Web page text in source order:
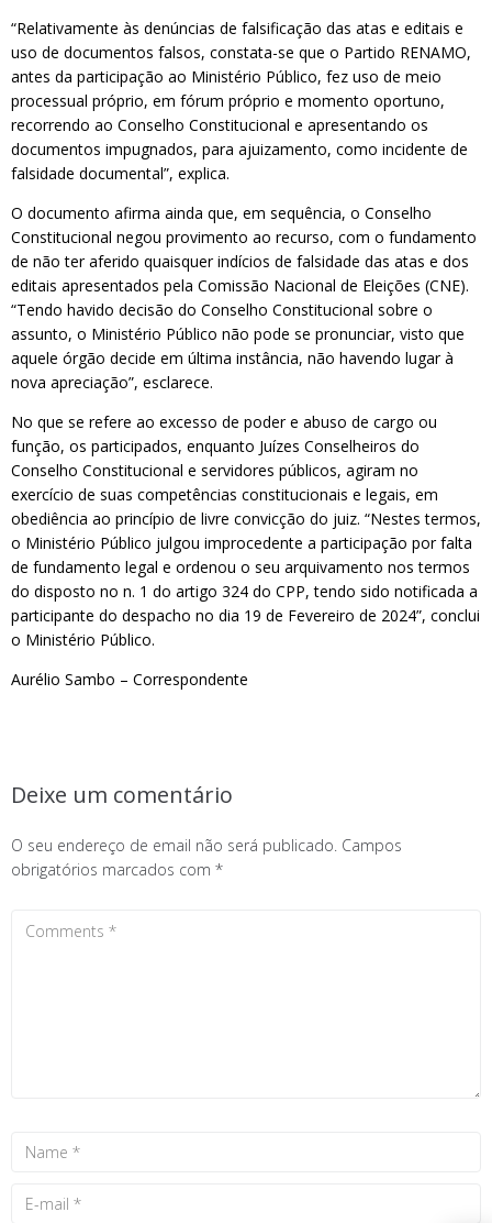
“Relativamente às denúncias de falsificação das atas e editais e
uso de documentos falsos, constata-se que o Partido RENAMO,
antes da participação ao Ministério Público, fez uso de meio
processual próprio, em fórum próprio e momento oportuno,
recorrendo ao Conselho Constitucional e apresentando os
documentos impugnados, para ajuizamento, como incidente de
falsidade documental”, explica.
O documento afirma ainda que, em sequência, o Conselho
Constitucional negou provimento ao recurso, com o fundamento
de não ter aferido quaisquer indícios de falsidade das atas e dos
editais apresentados pela Comissão Nacional de Eleições (CNE).
“Tendo havido decisão do Conselho Constitucional sobre o
assunto, o Ministério Público não pode se pronunciar, visto que
aquele órgão decide em última instância, não havendo lugar à
nova apreciação”, esclarece.
No que se refere ao excesso de poder e abuso de cargo ou
função, os participados, enquanto Juízes Conselheiros do
Conselho Constitucional e servidores públicos, agiram no
exercício de suas competências constitucionais e legais, em
obediência ao princípio de livre convicção do juiz. “Nestes termos,
o Ministério Público julgou improcedente a participação por falta
de fundamento legal e ordenou o seu arquivamento nos termos
do disposto no n. 1 do artigo 324 do CPP, tendo sido notificada a
participante do despacho no dia 19 de Fevereiro de 2024”, conclui
o Ministério Público.
Aurélio Sambo – Correspondente
Deixe um comentário
O seu endereço de email não será publicado. Campos
obrigatórios marcados com *